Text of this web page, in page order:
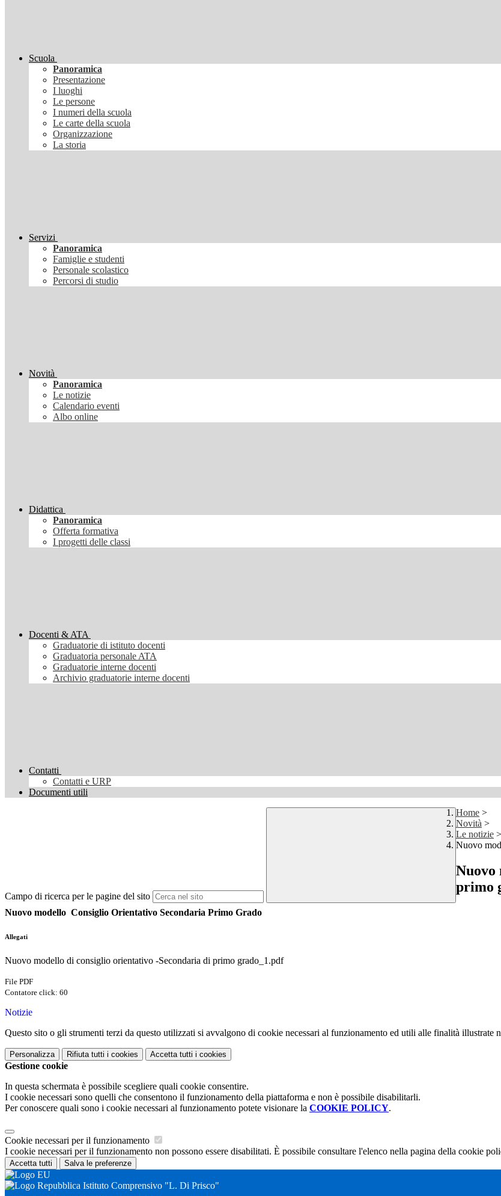
Scuola
Panoramica
Presentazione
I luoghi
Le persone
I numeri della scuola
Le carte della scuola
Organizzazione
La storia
Servizi
Panoramica
Famiglie e studenti
Personale scolastico
Percorsi di studio
Novità
Panoramica
Le notizie
Calendario eventi
Albo online
Didattica
Panoramica
Offerta formativa
I progetti delle classi
Docenti & ATA
Graduatorie di istituto docenti
Graduatoria personale ATA
Graduatorie interne docenti
Archivio graduatorie interne docenti
Contatti
Contatti e URP
Documenti utili
Campo di ricerca per le pagine del sito
Home >
Novità >
Le notizie >
Nuovo
Nuovo
primo
Nuovo modello Consiglio Orientativo Secondaria Primo Grado
Allegati
Nuovo modello di consiglio orientativo -Secondaria di primo grado_1.pdf
File PDF
Contatore click: 60
Notizie
Questo sito o gli strumenti terzi da questo utilizzati si avvalgono di cookie necessari al funzionamento ed utili alle finalità illustrate
Personalizza Rifiuta tutti i cookies Accetta tutti i cookies
Gestione cookie
In questa schermata è possibile scegliere quali cookie consentire.
I cookie necessari sono quelli che consentono il funzionamento della piattaforma e non è possibile disabilitarli.
Per conoscere quali sono i cookie necessari al funzionamento potete visionare la COOKIE POLICY.
Cookie necessari per il funzionamento
I cookie necessari per il funzionamento non possono essere disabilitati. È possibile consultare l'elenco nella pagina della cookie
Accetta tutti Salva le preferenze
Istituto Comprensivo "L. Di Prisco"